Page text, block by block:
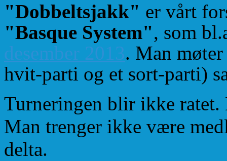
"Dobbeltsjakk" er vårt
"Basque System", som
desember 2013. Man
hvit-parti og et sort-parti)
Turneringen blir ikke ratet.
Man trenger ikke være
delta.